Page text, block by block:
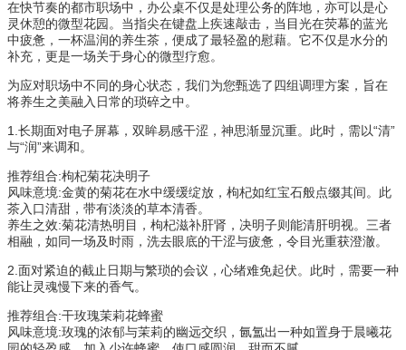
在快节奏的都市职场中，办公桌不仅是处理公务的阵地，亦可以是心
灵休憩的微型花园。当指尖在键盘上疾速敲击，当目光在荧幕的蓝光
中疲惫，一杯温润的养生茶，便成了最轻盈的慰藉。它不仅是水分的
补充，更是一场关于身心的微型疗愈。
为应对职场中不同的身心状态，我们为您甄选了四组调理方案，旨在
将养生之美融入日常的琐碎之中。
1.长期面对电子屏幕，双眸易感干涩，神思渐显沉重。此时，需以“清”
与“润”来调和。
推荐组合:枸杞菊花决明子
风味意境:金黄的菊花在水中缓缓绽放，枸杞如红宝石般点缀其间。此
茶入口清甜，带有淡淡的草本清香。
养生之效:菊花清热明目，枸杞滋补肝肾，决明子则能清肝明视。三者
相融，如同一场及时雨，洗去眼底的干涩与疲惫，令目光重获澄澈。
2.面对紧迫的截止日期与繁琐的会议，心绪难免起伏。此时，需要一种
能让灵魂慢下来的香气。
推荐组合:干玫瑰茉莉花蜂蜜
风味意境:玫瑰的浓郁与茉莉的幽远交织，氤氲出一种如置身于晨曦花